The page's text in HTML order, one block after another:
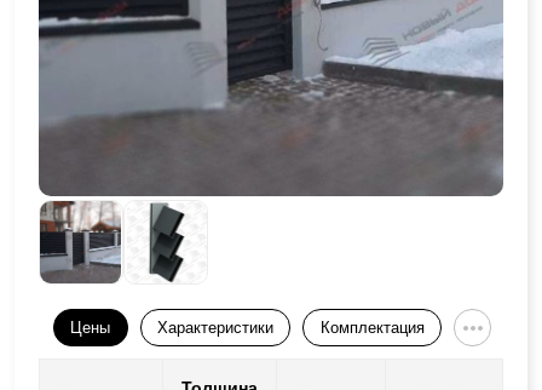
Цены Характеристики Комплектация